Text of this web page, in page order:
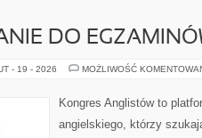
DO
- 19 - 2026 MOŻLIWOŚĆ
Kongres Anglistów to
angielskiego, którzy